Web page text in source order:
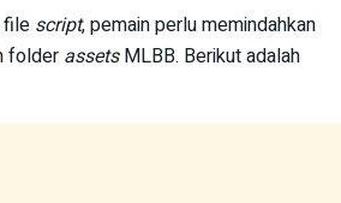
file script, pemain perlu memindahkan
folder assetsMLBB. Berikut adalah